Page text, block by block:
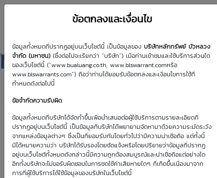
ข้อตกลงและเงื่อนไข
ข้อมูลทั้งหมดที่ปรากฏอยู่บนเว็บไซต์นี้ เป็นข้อมูลของ บริษัทหลักทรัพย์ บัวหลวง
จำกัด (มหาชน) (ซึ่งต่อไปจะเรียกว่า “บริษัท”) เมื่อท่านเข้าชมและใช้บริการส่วนใด
ของเว็บไซต์นี้ (“www.bualuang.co.th, www.blswarrant.comหรือ
www.blswarrants.com”) ถือว่าท่านได้ยอมรับข้อตกลงและเงื่อนไขการใช้ที่
กำหนดดังต่อไปนี้
ข้อจำกัดความรับผิด
ข้อมูลทั้งหมดที่บริษัทได้จัดทำขึ้นเพื่อนำเสนอต่อผู้ใช้บริการตามรายละเอียดที่
ปรากฏอยู่บนเว็บไซต์นี้ เป็นข้อมูลที่บริษัทได้พยายามจัดหามาด้วยความระมัดระวัง
จากแหล่งข้อมูลต่างๆ ซึ่งเป็นที่ยอมรับกันโดยทั่วไปว่ามีความน่าเชื่อถือ แต่ทั้งนี้
มิได้หมายความว่า บริษัทได้รับรองโดยชัดแจ้งหรือโดยปริยายว่าข้อมูลที่ปรากฏ
อยู่บนเว็บไซต์ทั้งหมดดังกล่าวนี้มีความถูกต้องสมบูรณ์และน่าเชื่อถือแต่อย่างใด
อีกทั้งบริษัทจะไม่ขอรับผิดชอบในการชดใช้ค่าเสียหายใดๆ ที่เกิดขึ้นเนื่องมาจาก
การที่ผู้ใช้บริการได้ใช้ข้อมูลของบริษัทในเว็บไซต์นี้
MINT01C2608A
วันซื้อขายวันแรก
6 ก.พ. 2569
7 ส.ค. 2569
วันซื้อขายวันสุดท้าย
7 ส.ค. 2569